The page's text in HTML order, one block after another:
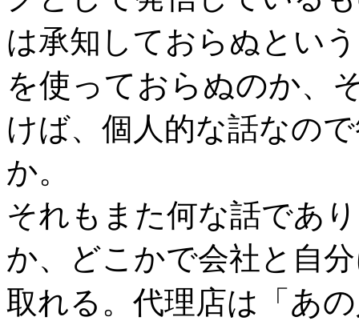
は承知しておらぬとい
を使っておらぬのか、
けば、個人的な話なの
か。
それもまた何な話であ
か、どこかで会社と自
取れる。代理店は「 あ